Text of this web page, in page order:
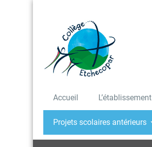
Accueil L’établissement
Projets scolaires antérieurs